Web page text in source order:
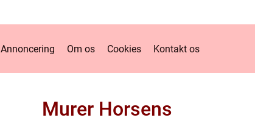
Annoncering Om os Cookies Kontakt os
Murer Horsens